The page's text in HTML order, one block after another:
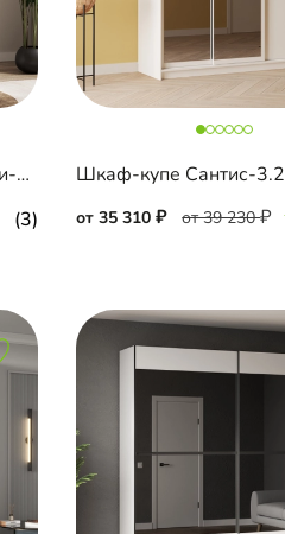
Книжный шкаф-купе Тринити-3-2 5 полок
(3)
Шкаф-купе Сантис-3.2
от 35 310 от 39 230